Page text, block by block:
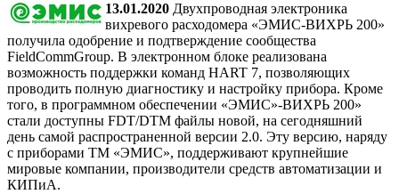
13.01.2020 Двухпроводная электроника
вихревого расходомера «ЭМИС-ВИХРЬ 200»
получила одобрение и подтверждение сообщества
FieldCommGroup. В электронном блоке реализована
возможность поддержки команд HART 7, позволяющих
проводить полную диагностику и настройку прибора. Кроме
того, в программном обеспечении «ЭМИС»-ВИХРЬ 200»
стали доступны FDT/DTM файлы новой, на сегодняшний
день самой распространенной версии 2.0. Эту версию, наряду
с приборами ТМ «ЭМИС», поддерживают крупнейшие
мировые компании, производители средств автоматизации и
КИПиА.